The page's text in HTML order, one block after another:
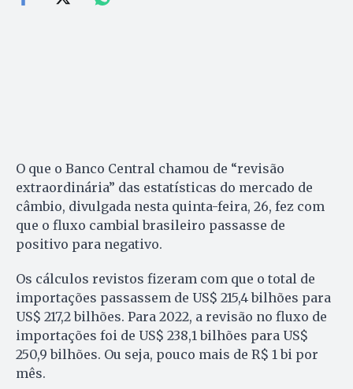
O que o Banco Central chamou de “revisão
extraordinária” das estatísticas do mercado de
câmbio, divulgada nesta quinta-feira, 26, fez com
que o fluxo cambial brasileiro passasse de
positivo para negativo.
Os cálculos revistos fizeram com que o total de
importações passassem de US$ 215,4 bilhões para
US$ 217,2 bilhões. Para 2022, a revisão no fluxo de
importações foi de US$ 238,1 bilhões para US$
250,9 bilhões. Ou seja, pouco mais de R$ 1 bi por
mês.